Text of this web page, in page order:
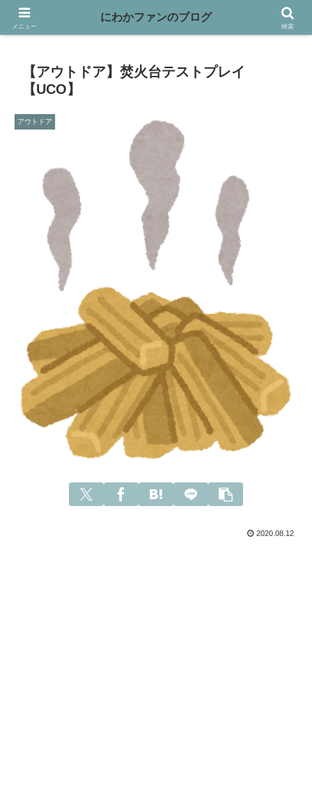
映画や本、バイクなど趣味を書き綴っています
【アウトドア】焚火台テストプレイ
【UCO】
アウトドア
2020.08.12
メニュー
にわかファンのブログ
検索